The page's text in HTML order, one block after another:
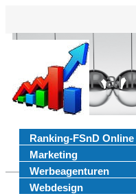
Ranking-FSnD Online
Marketing
Werbeagenturen
Webdesign